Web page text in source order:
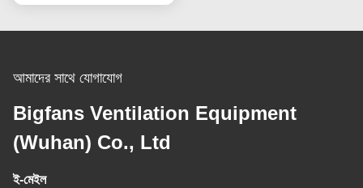
আমাদের সাথে যোগাযোগ
Bigfans Ventilation Equipment
(Wuhan) Co., Ltd
ই-মেইল